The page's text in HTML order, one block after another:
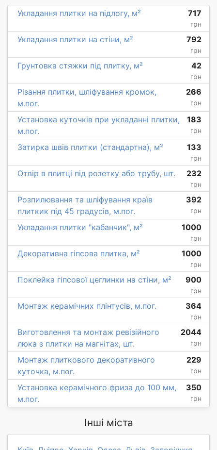
Укладання плитки на підлогу, м² 717
грн
Укладання плитки на стіни, м² 792
грн
Грунтовка стяжки під плитку, м² 42
грн
Різання плитки, шліфування кромок,
м.пог.
266
грн
Установка куточків при укладанні плитки,
м.пог.
183
грн
Затирка швів плитки (стандартна), м² 133
грн
Отвір в плитці під розетку або трубу, шт. 232
грн
Розпилювання та шліфування країв
плиткик під 45 градусів, м.пог.
392
грн
Укладання плитки "кабанчик", м² 1000
грн
Декоративна гіпсова плитка, м² 1000
грн
Поклейка гіпсової цеглинки на стіни, м² 900
грн
Монтаж керамічних плінтусів, м.пог. 364
грн
Виготовлення та монтаж ревізійного
люка з плитки на магнітах, шт.
2044
грн
Монтаж плиткового декоративного
куточка, м.пог.
229
грн
Установка керамічного фриза до 100 мм,
м.пог.
350
грн
Інші міста